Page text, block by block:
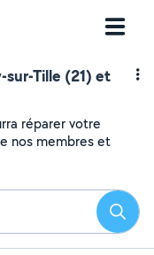
sur-Tille (21) et
réparer votre
nos membres et